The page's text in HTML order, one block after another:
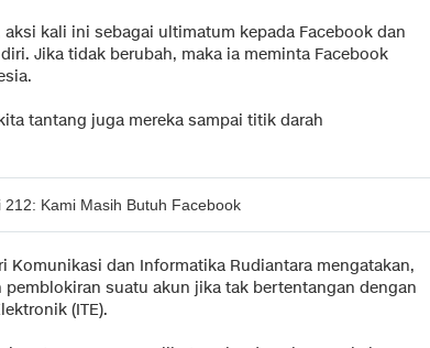
kali ini sebagai ultimatum kepada Facebook dan
Jika tidak berubah, maka ia meminta Facebook
tantang juga mereka sampai titik darah
212: Kami Masih Butuh Facebook
Komunikasi dan Informatika Rudiantara mengatakan,
suatu akun jika tak bertentangan dengan
(ITE).